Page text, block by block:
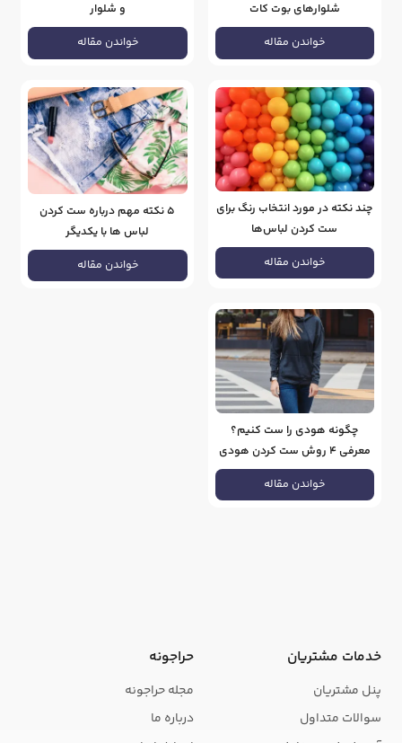
شلوارهای بوت کات
خواندن مقاله
و شلوار
خواندن مقاله
چند نکته در مورد انتخاب رنگ برای
ست کردن لباس‌ها
خواندن مقاله
5 نکته مهم درباره ست کردن
لباس ها با یکدیگر
خواندن مقاله
چگونه هودی را ست کنیم؟
معرفی ۴ روش ست کردن هودی
خواندن مقاله
خدمات مشتریان
پنل مشتریان
سوالات متداول
حراجونه
مجله حراجونه
درباره ما